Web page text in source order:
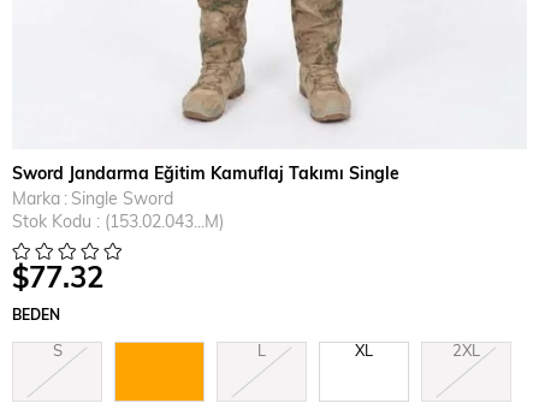
Sword Jandarma Eğitim Kamuflaj Takımı Single
Marka : Single Sword
Stok Kodu
(153.02.043...M)
$77.32
BEDEN
S M L XL 2XL